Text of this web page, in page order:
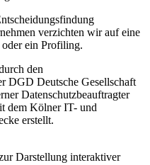
verzichten wir auf eine
ein Profiling.
den
DGD Deutsche Gesellschaft
Datenschutzbeauftragter
dem Kölner IT- und
erstellt.
Darstellung interaktiver